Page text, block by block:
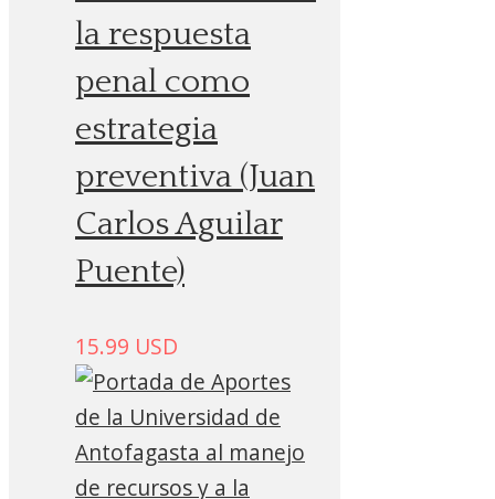
la respuesta
penal como
estrategia
preventiva (Juan
Carlos Aguilar
Puente)
15.99 USD